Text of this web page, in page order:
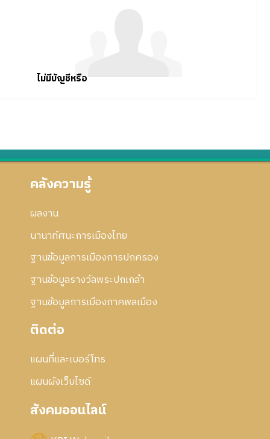
ไม่มีบัญชีหรือ
คลังความรู้
ผลงาน
นานาทัศนะการเมืองไทย
ฐานข้อมูลการเมืองการปกครอง
ฐานข้อมูลรางวัลพระปกเกล้า
ฐานข้อมูลการเมืองภาคพลเมือง
ติดต่อ
แผนที่และเบอร์โทร
แผนผังเว็บไซด์
สังคมออนไลน์